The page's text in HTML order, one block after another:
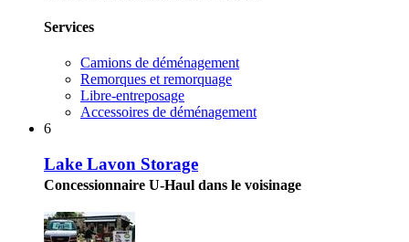
Services
Camions de déménagement
Remorques et remorquage
Libre-entreposage
Accessoires de déménagement
6
Lake Lavon Storage
Concessionnaire U-Haul dans le voisinage